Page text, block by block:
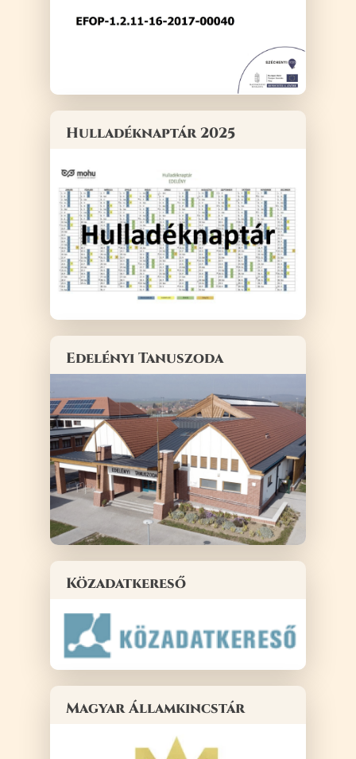
Hulladéknaptár 2025
Edelényi Tanuszoda
Közadatkereső
Magyar Államkincstár